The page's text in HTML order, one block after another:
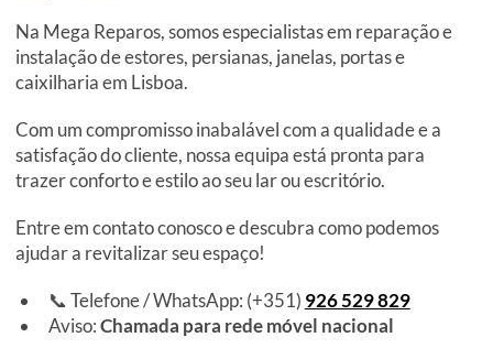
Na Mega Reparos, somos especialistas em reparação e
instalação de estores, persianas, janelas, portas e
caixilharia em Lisboa.
Com um compromisso inabalável com a qualidade e a
satisfação do cliente, nossa equipa está pronta para
trazer conforto e estilo ao seu lar ou escritório.
Entre em contato conosco e descubra como podemos
ajudar a revitalizar seu espaço!
📞 Telefone / WhatsApp: (+351) 926 529 829
Aviso:Chamada para rede móvel nacional